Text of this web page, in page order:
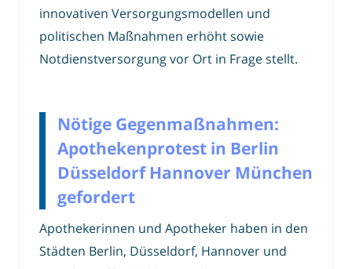
innovativen Versorgungsmodellen und
politischen Maßnahmen erhöht sowie
Notdienstversorgung vor Ort in Frage stellt.
Nötige Gegenmaßnahmen:
Apothekenprotest in Berlin
Düsseldorf Hannover München
gefordert
Apothekerinnen und Apotheker haben in den
Städten Berlin, Düsseldorf, Hannover und